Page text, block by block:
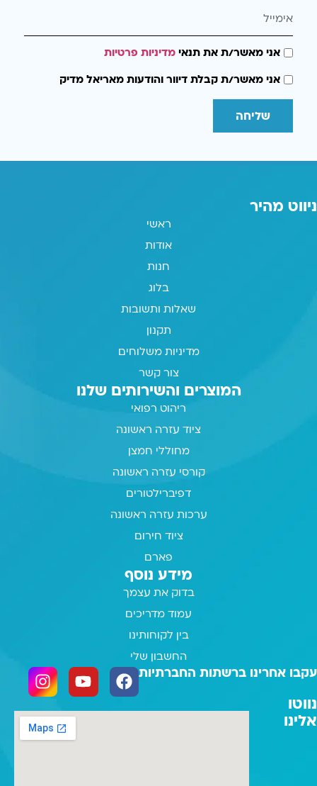
אני מאשר/ת את תנאימדיניות פרטיות
אני מאשר/ת קבלת דיוור והודעות מאריאל מדיק
שליחה
ניווט מהיר
ראשי
אודות
חנות
בלוג
שאלות ותשובות
תקנון
מדיניות משלוחים
צור קשר
המוצרים והשירותים שלנו
ריהוט רפואי
ציוד עזרה ראשונה
מחוללי חמצן
קורסי עזרה ראשונה
דפיברילטורים
ערכות עזרה ראשונה
ציוד חירום
פארם
מידע נוסף
בדוק את עצמך
עמוד מדריכים
בין לקוחותינו
החשבון שלי
עקבו אחרינו ברשתות החברתיות
נווטו
אלינו